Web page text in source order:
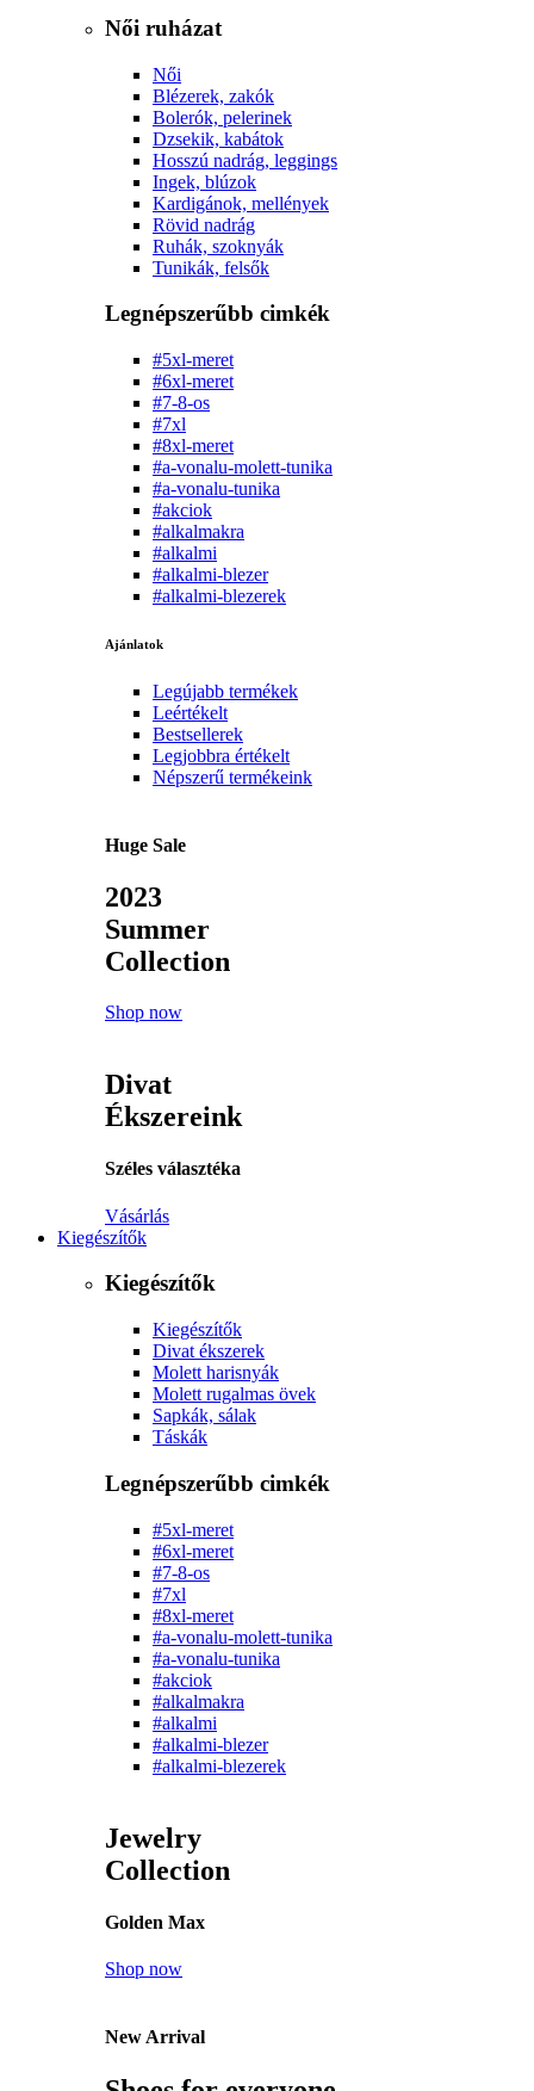
Női ruházat
Női
Blézerek, zakók
Bolerók, pelerinek
Dzsekik, kabátok
Hosszú nadrág, leggings
Ingek, blúzok
Kardigánok, mellények
Rövid nadrág
Ruhák, szoknyák
Tunikák, felsők
Legnépszerűbb cimkék
#5xl-meret
#6xl-meret
#7-8-os
#7xl
#8xl-meret
#a-vonalu-molett-tunika
#a-vonalu-tunika
#akciok
#alkalmakra
#alkalmi
#alkalmi-blezer
#alkalmi-blezerek
Ajánlatok
Legújabb termékek
Leértékelt
Bestsellerek
Legjobbra értékelt
Népszerű termékeink
Huge Sale
2023
Summer
Collection
Shop now
Divat
Ékszereink
Széles választéka
Vásárlás
Kiegészítők
Kiegészítők
Kiegészítők
Divat ékszerek
Molett harisnyák
Molett rugalmas övek
Sapkák, sálak
Táskák
Legnépszerűbb cimkék
#5xl-meret
#6xl-meret
#7-8-os
#7xl
#8xl-meret
#a-vonalu-molett-tunika
#a-vonalu-tunika
#akciok
#alkalmakra
#alkalmi
#alkalmi-blezer
#alkalmi-blezerek
Jewelry
Collection
Golden Max
Shop now
New Arrival